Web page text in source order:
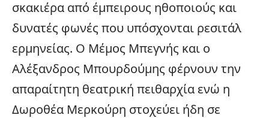
σκακιέρα από έμπειρους ηθοποιούς και
δυνατές φωνές που υπόσχονται ρεσιτάλ
ερμηνείας. Ο Μέμος Μπεγνής και ο
Αλέξανδρος Μπουρδούμης φέρνουν την
απαραίτητη θεατρική πειθαρχία ενώ η
Δωροθέα Μερκούρη στοχεύει ήδη σε